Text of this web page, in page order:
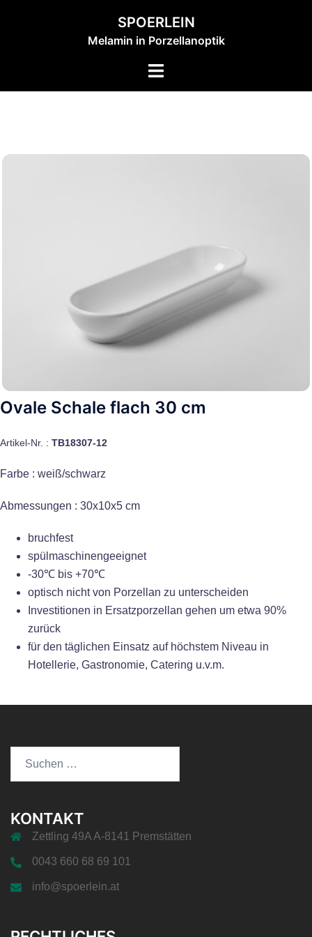
SPOERLEIN
Melamin in Porzellanoptik
Menü
Ovale Schale flach 30 cm
Artikel-Nr. : TB18307-12
Farbe : weiß/schwarz
Abmessungen : 30x10x5 cm
bruchfest
spülmaschinengeeignet
-30℃ bis +70℃
optisch nicht von Porzellan zu unterscheiden
Investitionen in Ersatzporzellan gehen um etwa 90%
zurück
für den täglichen Einsatz auf höchstem Niveau in
Hotellerie, Gastronomie, Catering u.v.m.
KONTAKT
Zettling 49A A-8141 Premstätten
0043 660 68 69 101
info@spoerlein.at